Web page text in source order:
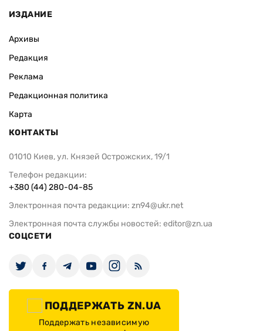
ИЗДАНИЕ
Архивы
Редакция
Реклама
Редакционная политика
Карта
КОНТАКТЫ
01010 Киев, ул. Князей Острожских, 19/1
Телефон редакции:
+380 (44) 280-04-85
Электронная почта редакции: zn94@ukr.net
Электронная почта службы новостей: editor@zn.ua
СОЦСЕТИ
ПОДДЕРЖАТЬ ZN.UA
Поддержать независимую